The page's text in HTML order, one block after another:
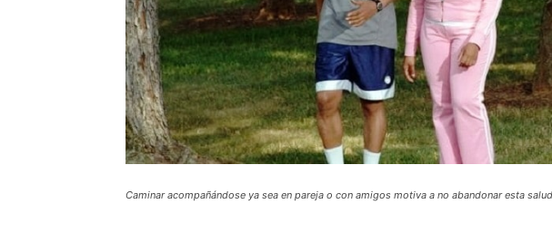
Caminar acompañándose ya sea en pareja o con amigos motiva a no abandonar esta